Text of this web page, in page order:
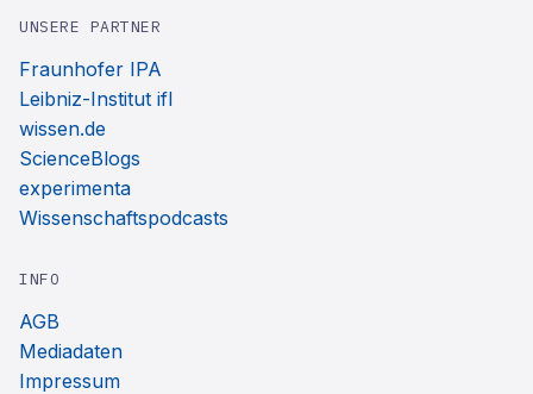
UNSERE PARTNER
Fraunhofer IPA
Leibniz-Institut ifl
wissen.de
ScienceBlogs
experimenta
Wissenschaftspodcasts
INFO
AGB
Mediadaten
Impressum